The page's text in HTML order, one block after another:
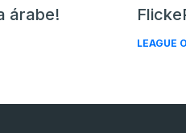
árabe!
LEAGUE